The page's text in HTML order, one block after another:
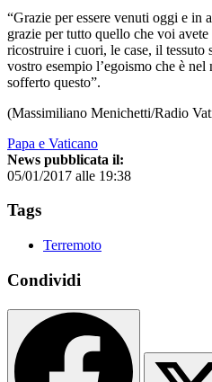
“Grazie per essere venuti oggi e in
grazie per tutto quello che voi
ricostruire i cuori, le case, il tessuto
vostro esempio l’egoismo che è
sofferto questo”.
(Massimiliano Menichetti/Radio
Papa e Vaticano
News pubblicata il:
05/01/2017 alle 19:38
Tags
Terremoto
Condividi